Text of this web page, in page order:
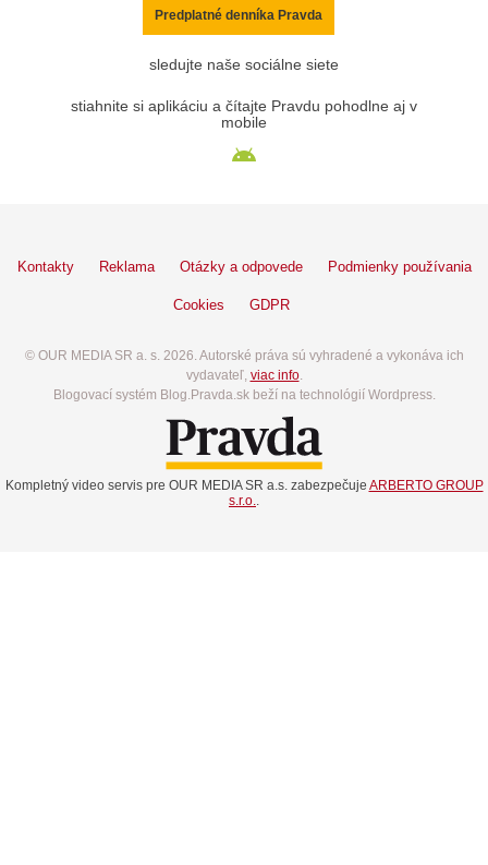
Predplatné denníka Pravda
sledujte naše sociálne siete
stiahnite si aplikáciu a čítajte Pravdu pohodlne aj v
mobile
Kontakty Reklama Otázky a odpovede Podmienky používania
Cookies GDPR
© OUR MEDIA SR a. s. 2026. Autorské práva sú vyhradené a vykonáva ich
vydavateľ, viac info.
Blogovací systém Blog.Pravda.sk beží na technológií Wordpress.
Kompletný video servis pre OUR MEDIA SR a.s. zabezpečuje ARBERTO GROUP
s.r.o..